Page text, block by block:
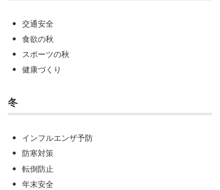
交通安全
食欲の秋
スポーツの秋
健康づくり
冬
インフルエンザ予防
防寒対策
転倒防止
年末安全